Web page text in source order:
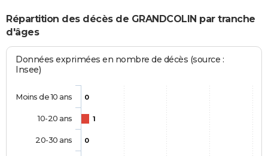
Répartition des décès de GRANDCOLIN par tranche
d'âges
Données exprimées en nombre de décès (source :
Insee)
0
1
0
Moins de 10 ans
10-20 ans
20-30 ans